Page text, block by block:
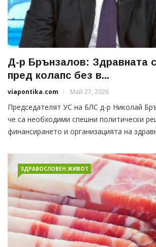
Д-р Брънзалов: Здравната
пред колапс без в...
viapontika.com Май 27, 2026
Председателят УС на БЛС д-р Николай
че са необходими спешни политически
финансирането и организацията на
ЗДРАВОСЛОВЕН ЖИВОТ